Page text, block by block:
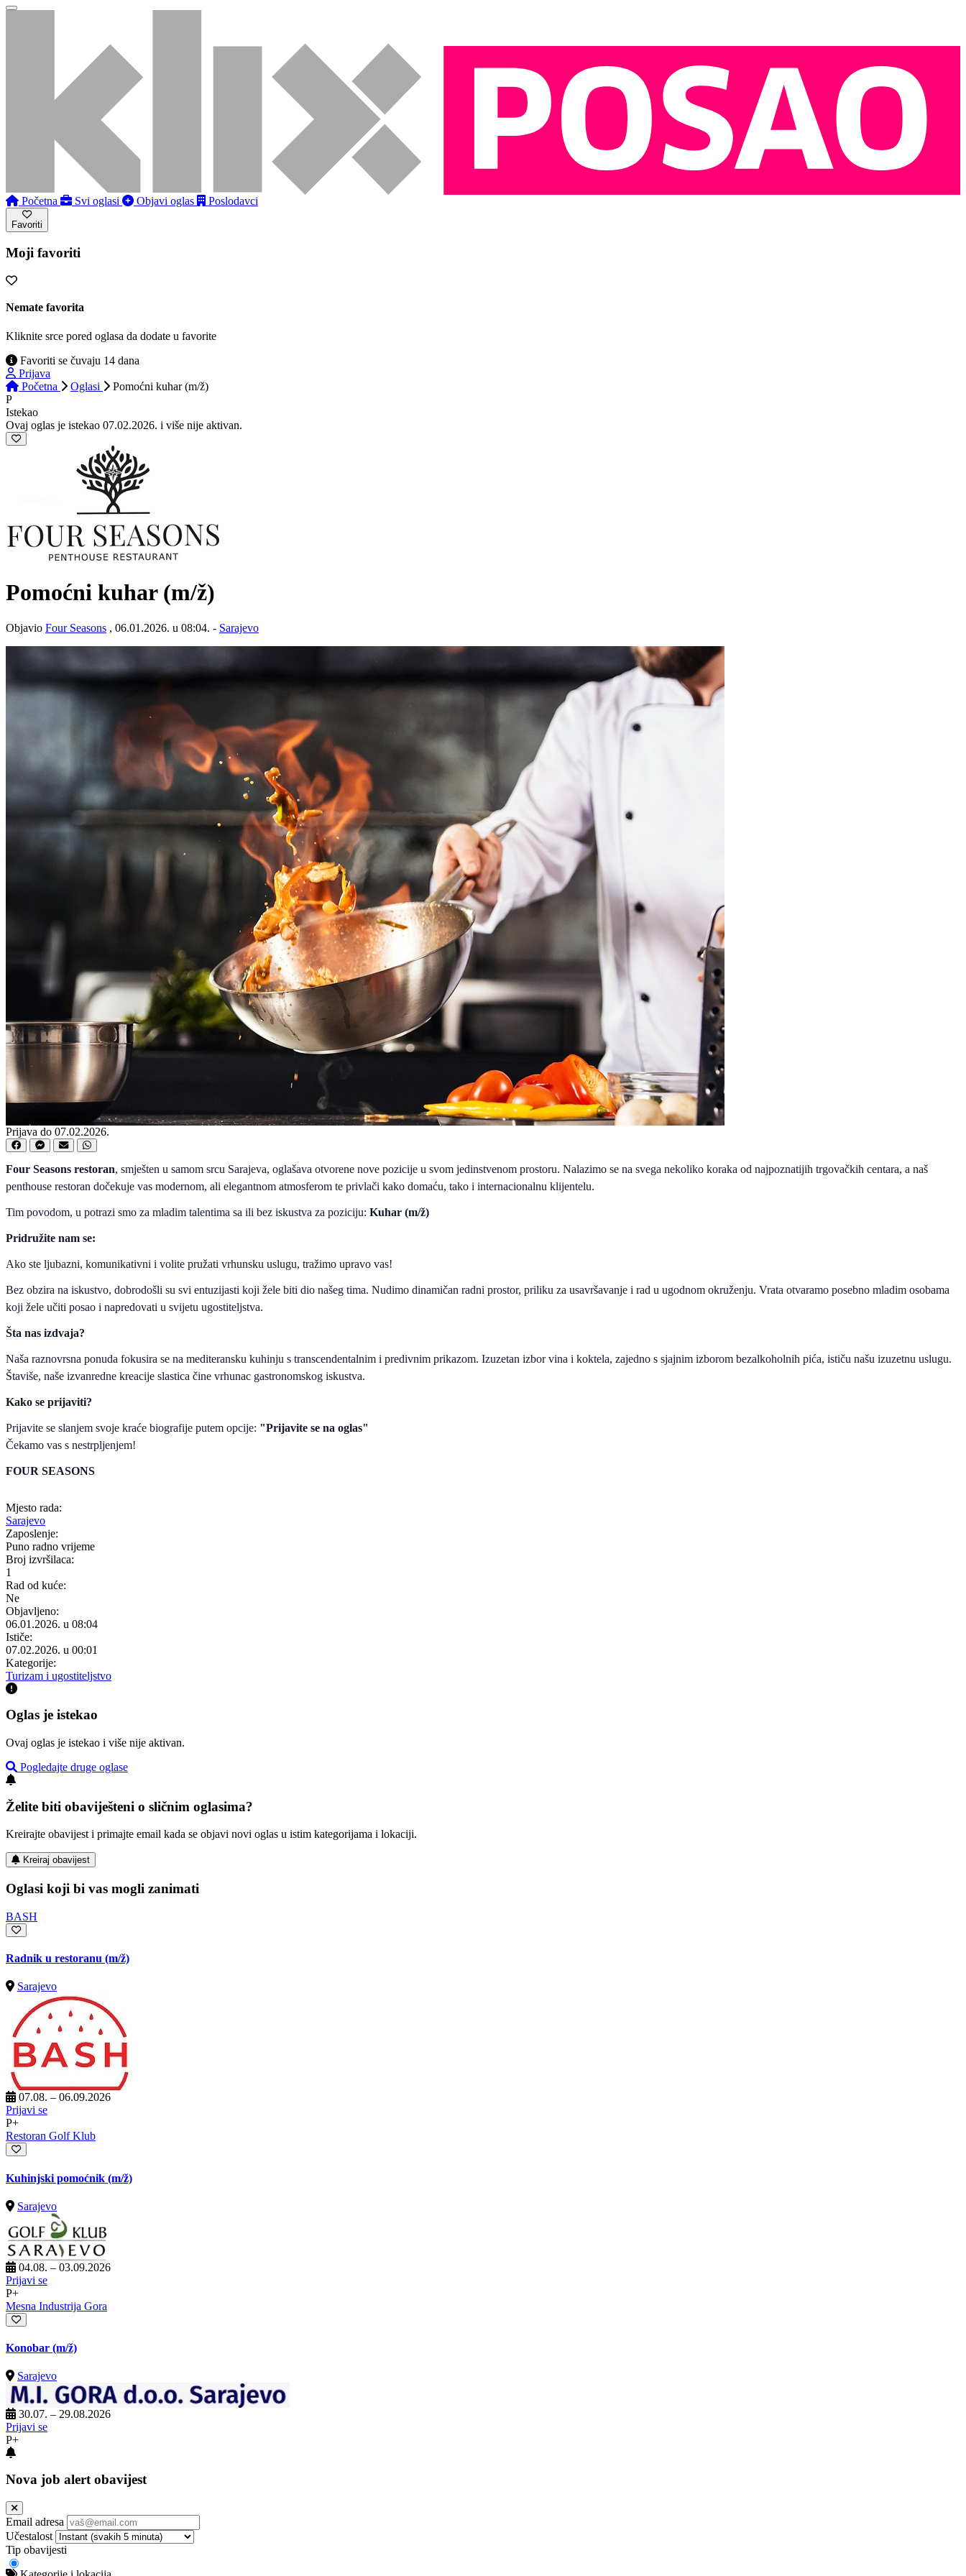
Početna Svi oglasi Objavi oglas Poslodavci
Favoriti
Moji favoriti
Nemate favorita
Kliknite srce pored oglasa da dodate u favorite
Favoriti se čuvaju 14 dana
Prijava
Početna
Oglasi
Pomoćni kuhar (m/ž)
P
Istekao
Ovaj oglas je istekao 07.02.2026. i više nije aktivan.
Pomoćni kuhar (m/ž)
Objavio Four Seasons , 06.01.2026. u 08:04. - Sarajevo
Prijava do 07.02.2026.
Four Seasons restoran, smješten u samom srcu Sarajeva, oglašava otvorene nove pozicije u svom jedinstvenom prostoru. Nalazimo se na svega nekoliko koraka od najpoznatijih trgovačkih centara, a naš
penthouse restoran dočekuje vas modernom, ali elegantnom atmosferom te privlači kako domaću, tako i internacionalnu klijentelu.
Tim povodom, u potrazi smo za mladim talentima sa ili bez iskustva za poziciju: Kuhar (m/ž)
Pridružite nam se:
Ako ste ljubazni, komunikativni i volite pružati vrhunsku uslugu, tražimo upravo vas!
Bez obzira na iskustvo, dobrodošli su svi entuzijasti koji žele biti dio našeg tima. Nudimo dinamičan radni prostor, priliku za usavršavanje i rad u ugodnom okruženju. Vrata otvaramo posebno mladim osobama
koji žele učiti posao i napredovati u svijetu ugostiteljstva.
Šta nas izdvaja?
Naša raznovrsna ponuda fokusira se na mediteransku kuhinju s transcendentalnim i predivnim prikazom. Izuzetan izbor vina i koktela, zajedno s sjajnim izborom bezalkoholnih pića, ističu našu izuzetnu uslugu.
Štaviše, naše izvanredne kreacije slastica čine vrhunac gastronomskog iskustva.
Kako se prijaviti?
Prijavite se slanjem svoje kraće biografije putem opcije: "Prijavite se na oglas"
Čekamo vas s nestrpljenjem!
FOUR SEASONS
Mjesto rada:
Sarajevo
Zaposlenje:
Puno radno vrijeme
Broj izvršilaca:
1
Rad od kuće:
Ne
Objavljeno:
06.01.2026. u 08:04
Ističe:
07.02.2026. u 00:01
Kategorije:
Turizam i ugostiteljstvo
Oglas je istekao
Ovaj oglas je istekao i više nije aktivan.
Pogledajte druge oglase
Želite biti obaviješteni o sličnim oglasima?
Kreirajte obavijest i primajte email kada se objavi novi oglas u istim kategorijama i lokaciji.
Kreiraj obavijest
Oglasi koji bi vas mogli zanimati
BASH
Radnik u restoranu (m/ž)
Sarajevo
07.08. – 06.09.2026
Prijavi se
P+
Restoran Golf Klub
Kuhinjski pomoćnik (m/ž)
Sarajevo
04.08. – 03.09.2026
Prijavi se
P+
Mesna Industrija Gora
Konobar (m/ž)
Sarajevo
30.07. – 29.08.2026
Prijavi se
P+
Nova job alert obavijest
Email adresa
Učestalost
Tip obavijesti